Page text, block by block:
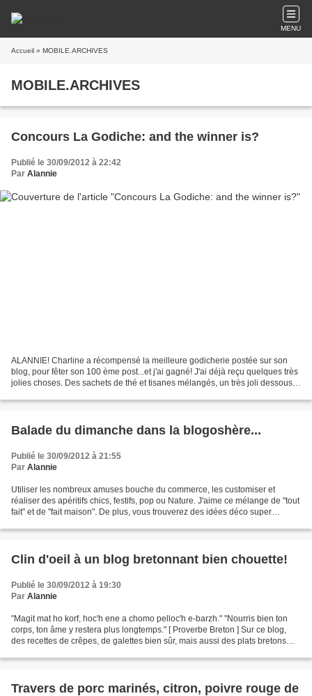
MENU
Accueil » MOBILE.ARCHIVES
MOBILE.ARCHIVES
Concours La Godiche: and the winner is?
Publié le 30/09/2012 à 22:42
Par Alannie
ALANNIE! Charline a récompensé la meilleure godicherie postée sur son
blog, pour fêter son 100 ème post...et j'ai gagné! J'ai déjà reçu quelques très
jolies choses. Des sachets de thé et tisanes mélangés, un très joli dessous
Balade du dimanche dans la blogoshère...
Publié le 30/09/2012 à 21:55
Par Alannie
Utiliser les nombreux amuses bouche du commerce, les customiser et
réaliser des apéritifs chics, festifs, pop ou Nature. J'aime ce mélange de "tout
fait" et de "fait maison". De plus, vous trouverez des idées déco super
Clin d'oeil à un blog bretonnant bien chouette!
Publié le 30/09/2012 à 19:30
Par Alannie
"Magit mat ho korf, hoc'h ene a chomo pelloc'h e-barzh." "Nourris bien ton
corps, ton âme y restera plus longtemps." [ Proverbe Breton ] Sur ce blog,
des recettes de crêpes, de galettes bien sûr, mais aussi des plats bretons
Travers de porc marinés, citron, poivre rouge de